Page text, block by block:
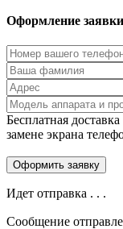
Оформление
Бесплатная
замене экрана
Идет отправка . . .
Сообщение